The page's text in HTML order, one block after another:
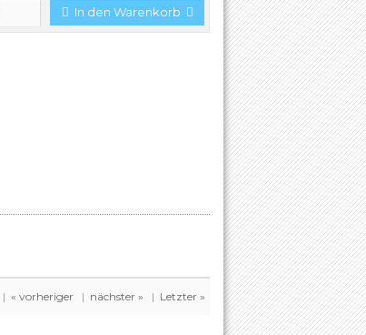
In den Warenkorb
| « vorheriger | nächster » | Letzter »